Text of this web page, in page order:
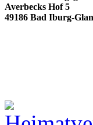
Averbecks Hof 5
49186 Bad Iburg-